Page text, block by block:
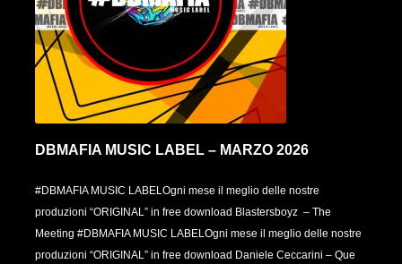
DBMAFIA MUSIC LABEL – MARZO 2026
#DBMAFIA MUSIC LABELOgni mese il meglio delle nostre
produzioni “ORIGINAL” in free download Blastersboyz – The
Meeting #DBMAFIA MUSIC LABELOgni mese il meglio delle nostre
produzioni “ORIGINAL” in free download Daniele Ceccarini – Que